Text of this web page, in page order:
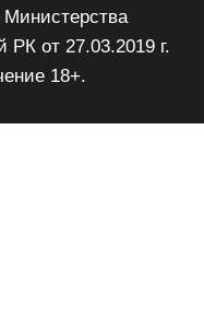
от 27.03.2019 г.
18+.